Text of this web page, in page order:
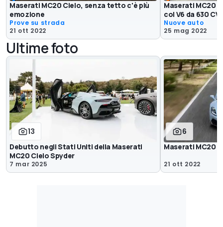
Maserati MC20 Cielo, senza tetto c'è più
emozione
Prove su strada
21 ott 2022
Maserati MC20
col V6 da 630 CV
Nuove auto
25 mag 2022
Ultime foto
13
Debutto negli Stati Uniti della Maserati
MC20 Cielo Spyder
7 mar 2025
6
Maserati MC20
21 ott 2022